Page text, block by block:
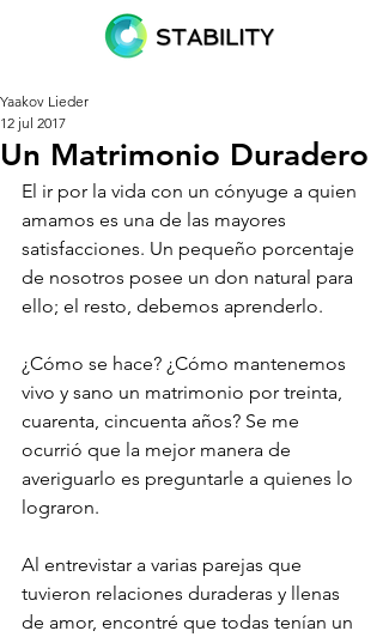
Un Matrimonio Duradero
Yaakov Lieder
12 jul 2017
El ir por la vida con un cónyuge a quien
amamos es una de las mayores
satisfacciones. Un pequeño porcentaje
de nosotros posee un don natural para
ello; el resto, debemos aprenderlo.
¿Cómo se hace? ¿Cómo mantenemos
vivo y sano un matrimonio por treinta,
cuarenta, cincuenta años? Se me
ocurrió que la mejor manera de
averiguarlo es preguntarle a quienes lo
lograron.
Al entrevistar a varias parejas que
tuvieron relaciones duraderas y llenas
de amor, encontré que todas tenían un